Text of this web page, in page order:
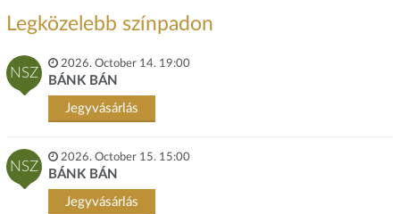
Legközelebb színpadon
NSZ
2026. October 14. 19:00
BÁNK BÁN
Jegyvásárlás
NSZ
2026. October 15. 15:00
BÁNK BÁN
Jegyvásárlás